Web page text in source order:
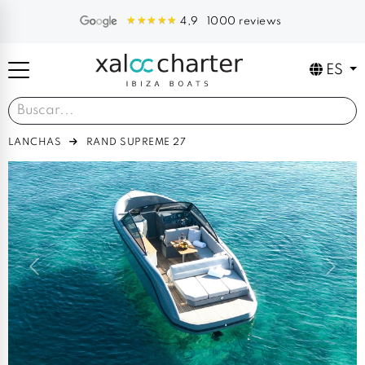
4,9 1000 reviews
ES
LANCHAS RAND SUPREME 27
Previous Next